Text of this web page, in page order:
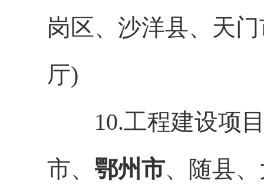
岗区、沙洋县、天
厅)
10.工程建设项目
市、 鄂州市、随县